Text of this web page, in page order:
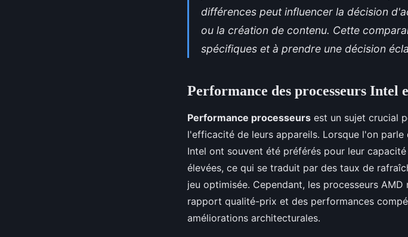
différences peut influencer la décision
ou la création de contenu. Cette
spécifiques et à prendre une décision
Performance des processeurs Intel
Performance processeurs est un sujet crucial
l'efficacité de leurs appareils. Lorsque l'on
Intel ont souvent été préférés pour leur
élevées, ce qui se traduit par des taux de
jeu optimisée. Cependant, les processeurs
rapport qualité-prix et des performances
améliorations architecturales.